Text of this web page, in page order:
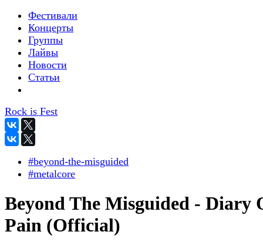
Фестивали
Концерты
Группы
Лайвы
Новости
Статьи
Rock is Fest
#beyond-the-misguided
#metalcore
Beyond The Misguided - Diary
Pain (Official)